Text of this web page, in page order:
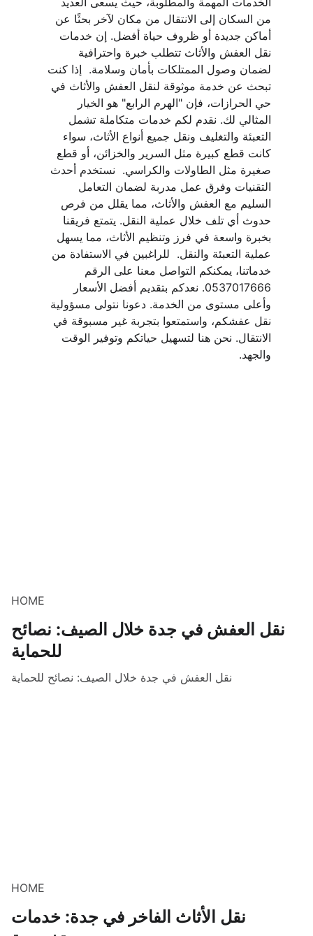
من السكان إلى الانتقال من مكان لآخر بحثًا عن
أماكن جديدة أو ظروف حياة أفضل. إن خدمات
نقل العفش والأثاث تتطلب خبرة واحترافية
لضمان وصول الممتلكات بأمان وسلامة.  إذا كنت
تبحث عن خدمة موثوقة لنقل العفش والأثاث في
حي الحرازات، فإن "الهرم الرابع" هو الخيار
المثالي لك. نقدم لكم خدمات متكاملة تشمل
التعبئة والتغليف ونقل جميع أنواع الأثاث، سواء
كانت قطع كبيرة مثل السرير والخزائن، أو قطع
صغيرة مثل الطاولات والكراسي.  نستخدم أحدث
التقنيات وفرق عمل مدربة لضمان التعامل
السليم مع العفش والأثاث، مما يقلل من فرص
حدوث أي تلف خلال عملية النقل. يتمتع فريقنا
بخبرة واسعة في فرز وتنظيم الأثاث، مما يسهل
عملية التعبئة والنقل.  للراغبين في الاستفادة من
خدماتنا، يمكنكم التواصل معنا على الرقم
0537017666. نعدكم بتقديم أفضل الأسعار
وأعلى مستوى من الخدمة. دعونا نتولى مسؤولية
نقل عفشكم، واستمتعوا بتجربة غير مسبوقة في
الانتقال. نحن هنا لتسهيل حياتكم وتوفير الوقت
والجهد.
HOME
نقل العفش في جدة خلال الصيف: نصائح
للحماية
نقل العفش في جدة خلال الصيف: نصائح للحماية
HOME
نقل الأثاث الفاخر في جدة: خدمات